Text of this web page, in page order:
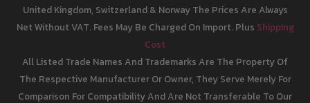
United Kingdom, Switzerland & Norway The Prices Are Always
Net Without VAT. Fees May Be Charged On Import. Plus Shipping
Cost
All Listed Trade Names And Trademarks Are The Property Of
The Respective Manufacturer Or Owner, They Serve Merely For
Comparison For Compatibility And Are Not Transferable To Our